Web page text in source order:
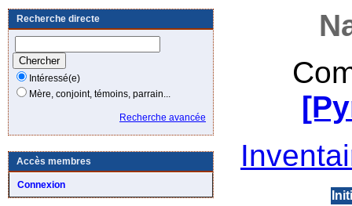
Recherche directe
Intéressé(e)
Mère, conjoint, témoins, parrain...
Recherche avancée
Accès membres
Connexion